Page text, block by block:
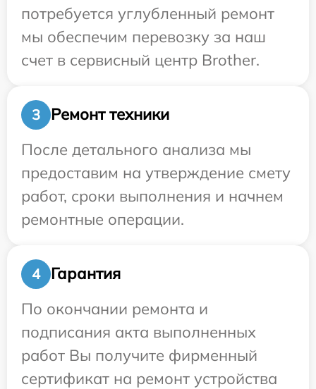
потребуется углубленный ремонт
мы обеспечим перевозку за наш
счет в сервисный центр Brother.
3
Ремонт техники
После детального анализа мы
предоставим на утверждение смету
работ, сроки выполнения и начнем
ремонтные операции.
4
Гарантия
По окончании ремонта и
подписания акта выполненных
работ Вы получите фирменный
сертификат на ремонт устройства